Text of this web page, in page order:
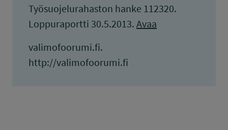
Työsuojelurahaston hanke 112320.
Loppuraportti 30.5.2013. Avaa
valimofoorumi.fi.
http://valimofoorumi.fi